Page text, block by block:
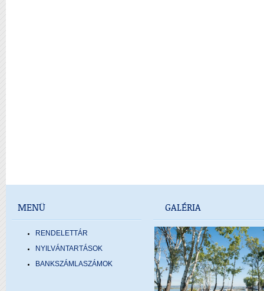
MENÜ
RENDELETTÁR
NYILVÁNTARTÁSOK
BANKSZÁMLASZÁMOK
GALÉRIA